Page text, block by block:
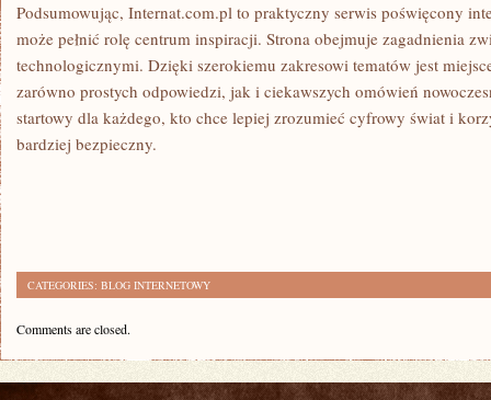
Podsumowując, Internat.com.pl to praktyczny serwis poświęcony
może pełnić rolę centrum inspiracji. Strona obejmuje zagadnienia
technologicznymi. Dzięki szerokiemu zakresowi tematów jest
zarówno prostych odpowiedzi, jak i ciekawszych omówień
startowy dla każdego, kto chce lepiej zrozumieć cyfrowy świat i
bardziej bezpieczny.
CATEGORIES: BLOG INTERNETOWY
Comments are closed.